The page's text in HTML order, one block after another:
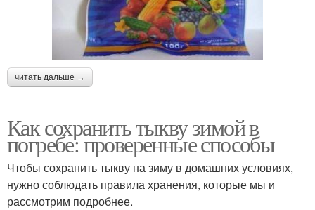
читать дальше →
Как сохранить тыкву зимой в
погребе: проверенные способы
Чтобы сохранить тыкву на зиму в домашних условиях,
нужно соблюдать правила хранения, которые мы и
рассмотрим подробнее.